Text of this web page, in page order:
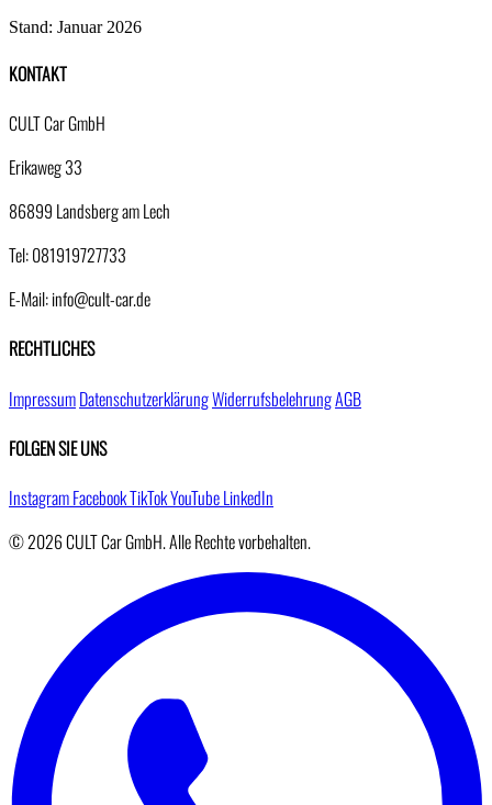
Stand: Januar 2026
KONTAKT
CULT Car GmbH
Erikaweg 33
86899 Landsberg am Lech
Tel: 081919727733
E-Mail: info@cult-car.de
RECHTLICHES
ImpressumDatenschutzerklärungWiderrufsbelehrungAGB
FOLGEN SIE UNS
InstagramFacebookTikTokYouTubeLinkedIn
© 2026 CULT Car GmbH. Alle Rechte vorbehalten.